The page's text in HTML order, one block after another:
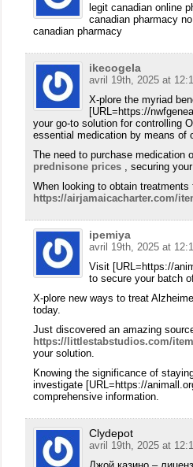
legit canadian online
canadian pharmacy
canadian pharmacy
ikecogela
avril 19th, 2025 at
X-plore the myriad
[URL=https://
your go-to solution for controlling
essential medication by means of
The need to purchase medication
prednisone prices, securing
When looking to obtain
https://airjamaicacharter.com/
ipemiya
avril 19th, 2025 at
Visit [URL=https://
to secure your batch
X-plore new ways to treat
today.
Just discovered an amazing
https://littlestabstudios.com/
your solution.
Knowing the significance of
investigate [URL=https://
comprehensive information.
Clydepot
avril 19th, 2025 at